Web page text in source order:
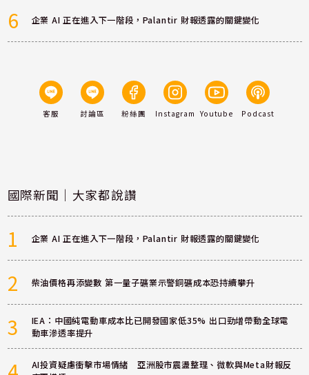
6 企業 AI 正在進入下一階段，Palantir 財報透露的關鍵變化
客服 討論區 粉絲團 Instagram Youtube Podcast
國際新聞｜大家都說讚
1 企業 AI 正在進入下一階段，Palantir 財報透露的關鍵變化
2 柴油價格再添變數 第一量子礦業示警銅礦成本恐持續攀升
3
IEA：中國純電動車成本比已開發國家低35% 出口勁增帶動全球電
動車滲透率提升
AI投資疑慮衝擊市場情緒 亞洲股市震盪整理、微軟與Meta財報反